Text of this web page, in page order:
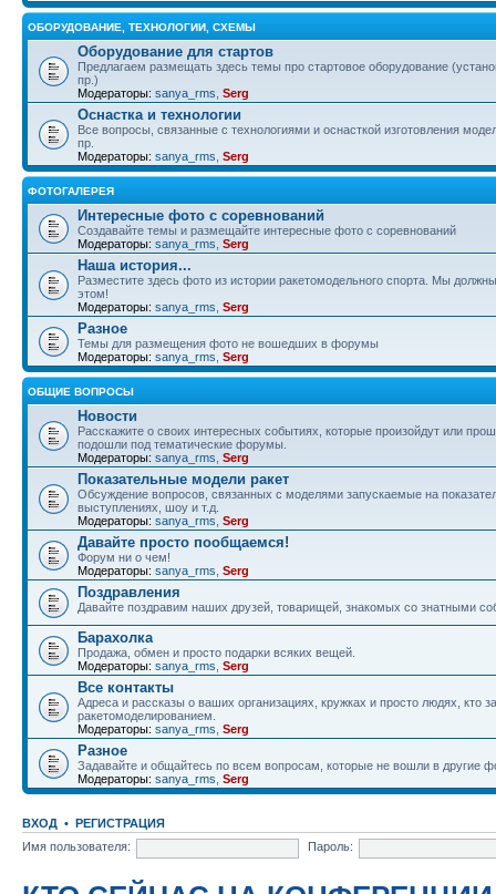
ОБОРУДОВАНИЕ, ТЕХНОЛОГИИ, СХЕМЫ
Оборудование для стартов
Предлагаем размещать здесь темы про стартовое оборудование
пр.)
Модераторы: sanya_rms Serg
Оснастка и технологии
Все вопросы, связанные с технологиями и оснасткой изготовления
пр.
Модераторы: sanya_rms Serg
ФОТОГАЛЕРЕЯ
Интересные фото с соревнований
Создавайте темы и размещайте интересные фото с соревнований
Модераторы: sanya_rms Serg
Наша история...
Разместите здесь фото из истории ракетомодельного спорта. Мы
этом!
Модераторы: sanya_rms Serg
Разное
Темы для размещения фото не вошедших в форумы
Модераторы: sanya_rms Serg
ОБЩИЕ ВОПРОСЫ
Новости
Расскажите о своих интересных событиях, которые произойдут или
подошли под тематические форумы.
Модераторы: sanya_rms Serg
Показательные модели ракет
Обсуждение вопросов, связанных с моделями запускаемые на
выступлениях, шоу и т.д.
Модераторы: sanya_rms Serg
Давайте просто пообщаемся!
Форум ни о чем!
Модераторы: sanya_rms Serg
Поздравления
Давайте поздравим наших друзей, товарищей, знакомых со знатными
Барахолка
Продажа, обмен и просто подарки всяких вещей.
Модераторы: sanya_rms Serg
Все контакты
Адреса и рассказы о ваших организациях, кружках и просто людях, кто
ракетомоделированием.
Модераторы: sanya_rms Serg
Разное
Задавайте и общайтесь по всем вопросам, которые не вошли в другие
Модераторы: sanya_rms Serg
ВХОД • РЕГИСТРАЦИЯ
Имя пользователя:
Пароль: